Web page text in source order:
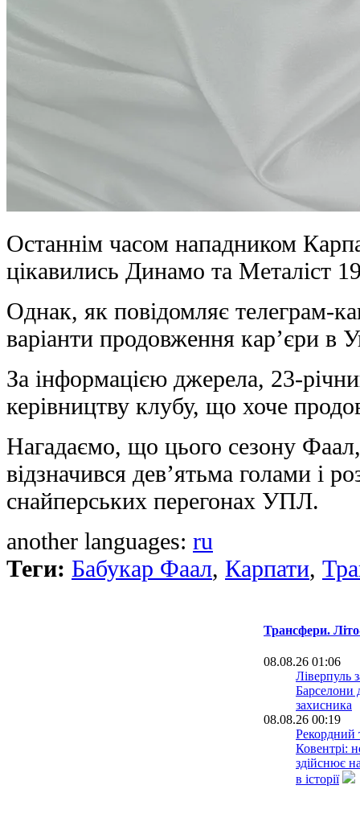
Останнім часом нападником
цікавились Динамо та Металіст
Однак, як повідомляє телеграм-
варіанти продовження кар’єри в
За інформацією джерела, 23-
керівництву клубу, що хоче
Нагадаємо, що цього сезону
відзначився дев’ятьма голами і
снайперських перегонах УПЛ.
another languages: ru
Теги: Бабукар Фаал, Карпати,
Трансфери.
08.08.26 01:06
Ліверпуль
Барселони
захисника
08.08.26 00:19
Рекордний
Ковентрі:
здійснює
в історії